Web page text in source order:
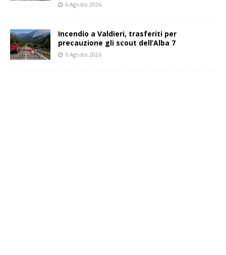
6 Agosto 2026
Incendio a Valdieri, trasferiti per
precauzione gli scout dell’Alba 7
6 Agosto 2026